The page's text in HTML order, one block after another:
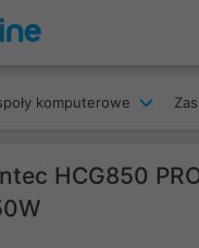
komputerowe
HCG850